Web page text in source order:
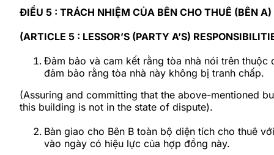
ĐIỀU 5 : TRÁCH NHIỆM CỦA BÊN CHO THUÊ (BÊN A)
(ARTICLE 5 : LESSOR’S (PARTY A’S)
Đảm bảo và cam kết rằng tòa nhà nói trên thuộc
đảm bảo rằng tòa nhà này không bị tranh chấp.
(Assuring and committing that the above-mentioned
this building is not in the state of dispute).
Bàn giao cho Bên B toàn bộ diện tích cho thuê
vào ngày có hiệu lực của hợp đồng này.